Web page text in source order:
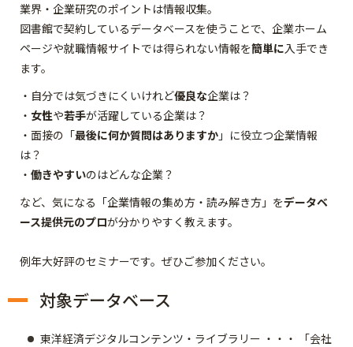
業界・企業研究のポイントは情報収集。
図書館で契約しているデータベースを使うことで、企業ホーム
ページや就職情報サイトでは得られない情報を簡単に入手でき
ます。
・自分では気づきにくいけれど優良な企業は？
・ 女性や若手が活躍している企業は？
・面接の「最後に何か質問はありますか 」に役立つ企業情報
は？
・ 働きやすいのはどんな企業？
など、気になる「企業情報の集め方・読み解き方」をデータベ
ース提供元のプロが分かりやすく教えます。
例年大好評のセミナーです。ぜひご参加ください。
対象データベース
東洋経済デジタルコンテンツ・ライブラリー ・・・ 「会社